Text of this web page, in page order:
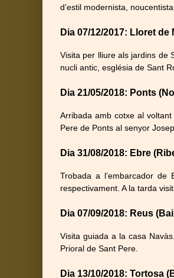
d’estil modernista,
Dia 07/12/2017: Lloret de
Visita per lliure als jardins de
nucli antic, església de Sant
Dia 21/05/2018: Ponts
Arribada amb cotxe al
Pere de Ponts al senyor
Dia 31/08/2018: Ebre
Trobada a l’embarcador
respectivament. A la tarda
Dia 07/09/2018: Reus
Visita guiada a la casa
Prioral de Sant Pere.
Dia 13/10/2018: Tortosa